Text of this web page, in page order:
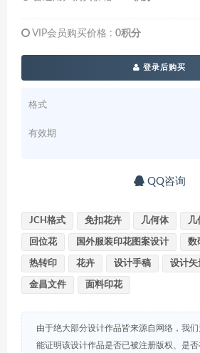
VIP会员购买价格 : 0积分
登录后购买
格式
有效期
QQ咨询
JCH格式 免扣花卉 几何体 几
回位花 国外服装印花图案设计 数
热转印 花卉 设计手稿 设计矢
金昌文件 面料印花
由于绝大部分设计作品皆来源自网络，我
能证明该设计作品是否已被注册版权、是否